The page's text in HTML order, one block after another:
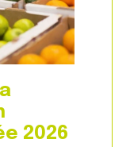
2026